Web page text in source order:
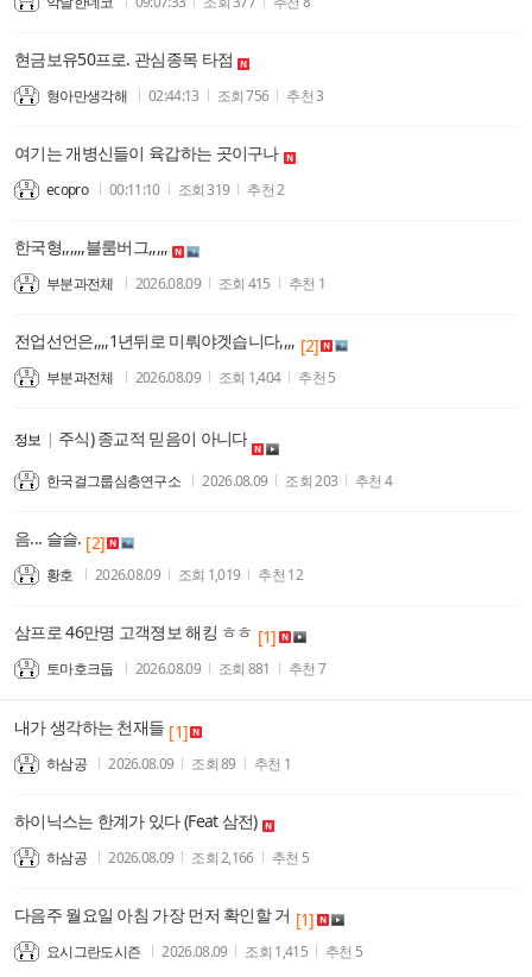
현금보유50프로. 관심종목 타점
형아만생각해 02:44:13 조회756 추천3
여기는 개병신들이 육갑하는 곳이구나
ecopro 00:11:10 조회319 추천2
한국형,,,,,,블룸버그,,,,,
부분과전체 2026.08.09 조회 415 추천 1
전업선언은,,,,1년뒤로 미뤄야겟습니다,,,, [2]
부분과전체 2026.08.09 조회 1,404 추천 5
정보 | 주식) 종교적 믿음이 아니다
한국걸그룹심층연구소 2026.08.09 조회203 추천 4
음... 슬슬. [2]
황호 2026.08.09 조회 1,019 추천 12
삼프로 46만명 고객졍보 해킹 ㅎㅎ [1]
토마호크둡 2026.08.09 조회 881 추천 7
내가 생각하는 천재들 [1]
하삼공 2026.08.09 조회89 추천 1
하이닉스는 한계가 있다 (Feat 삼전)
하삼공 2026.08.09 조회2,166 추천 5
다음주 월요일 아침 가장 먼저 확인할 거 [1]
요시그란도시즌 2026.08.09 조회 1,415 추천 5